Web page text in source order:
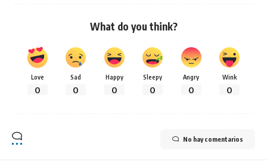
What do you think?
Love
0
Sad
0
Happy
0
Sleepy
0
Angry
0
Wink
0
No hay comentarios